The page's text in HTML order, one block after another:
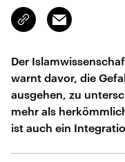
Link
kopieren/teilen
Email
Der
warnt davor, die
ausgehen, zu
mehr als
ist auch ein